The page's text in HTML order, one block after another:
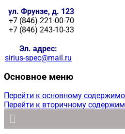
ул. Фрунзе, д. 123
+7 (846) 221-00-70
+7 (846) 243-10-33
Эл. адрес:
sirius-spec@mail.ru
Основное меню
Перейти к основному
Перейти к вторичному